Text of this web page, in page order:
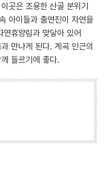
곳은 조용한 산골 분위기
아이들과 출연진이 자연을
휴양림과 맞닿아 있어
만나게 된다. 계곡 인근의
들르기에 좋다.